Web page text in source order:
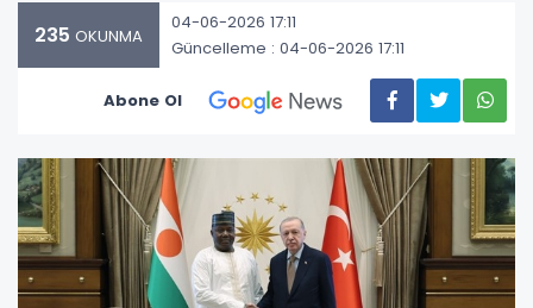
235 OKUNMA
04-06-2026 17:11
Güncelleme : 04-06-2026 17:11
Abone Ol